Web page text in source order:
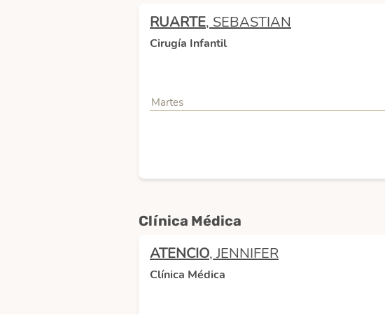
RUARTE, SEBASTIAN
Cirugía Infantil
Martes
Clínica Médica
ATENCIO, JENNIFER
Clínica Médica